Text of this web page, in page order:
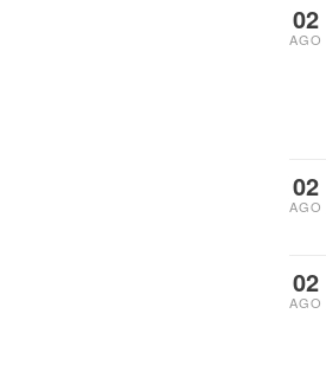
02
AGO
02
AGO
02
AGO